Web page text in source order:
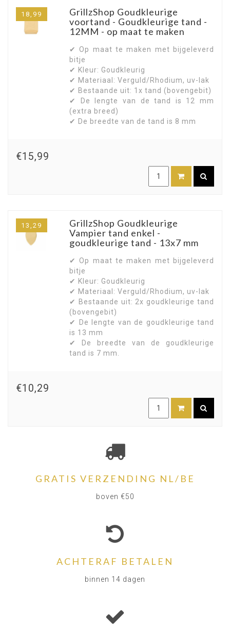
18,99
GrillzShop Goudkleurige
voortand - Goudkleurige tand -
12MM - op maat te maken
✔ Op maat te maken met bijgeleverd
bitje
✔ Kleur: Goudkleurig
✔ Materiaal: Verguld/Rhodium, uv-lak
✔ Bestaande uit: 1x tand (bovengebit)
✔ De lengte van de tand is 12 mm
(extra breed)
✔ De breedte van de tand is 8 mm
€15,99
13,29
GrillzShop Goudkleurige
Vampier tand enkel -
goudkleurige tand - 13x7 mm
✔ Op maat te maken met bijgeleverd
bitje
✔ Kleur: Goudkleurig
✔ Materiaal: Verguld/Rhodium, uv-lak
✔ Bestaande uit: 2x goudkleurige tand
(bovengebit)
✔ De lengte van de goudkleurige tand
is 13 mm
✔ De breedte van de goudkleurige
tand is 7 mm.
€10,29
GRATIS VERZENDING NL/BE
boven €50
ACHTERAF BETALEN
binnen 14 dagen